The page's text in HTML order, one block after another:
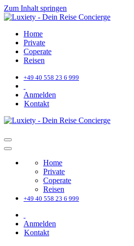
Zum Inhalt springen
Home
Private
Coperate
Reisen
+49 40 558 23 6 999
Anmelden
Kontakt
Home
Private
Coperate
Reisen
+49 40 558 23 6 999
Anmelden
Kontakt